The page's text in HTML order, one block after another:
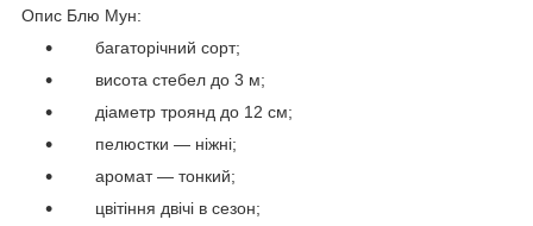
Опис Блю Мун:
багаторічний сорт;
висота стебел до 3 м;
діаметр троянд до 12 см;
пелюстки — ніжні;
аромат — тонкий;
цвітіння двічі в сезон;